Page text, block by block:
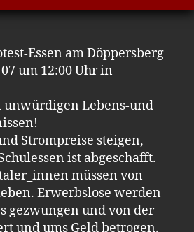
Essen am Döppersberg
um 12:00 Uhr in
unwürdigen Lebens-und
Strompreise steigen,
ist abgeschafft.
müssen von
Erwerbslose werden
gezwungen und von der
und ums Geld betrogen.